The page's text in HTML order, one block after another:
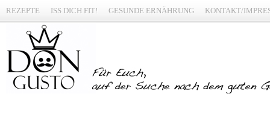
REZEPTE ISS DICH FIT! GESUNDE ERNÄHRUNG KONTAKT/